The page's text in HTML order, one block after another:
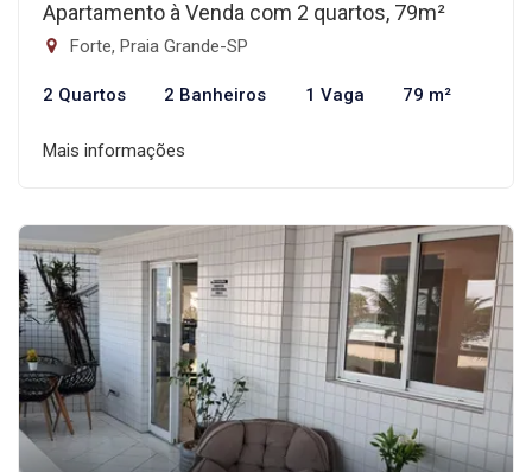
Apartamento à Venda com 2 quartos, 79m²
Forte, Praia Grande-SP
2 Quartos 2 Banheiros 1 Vaga 79 m²
Mais informações